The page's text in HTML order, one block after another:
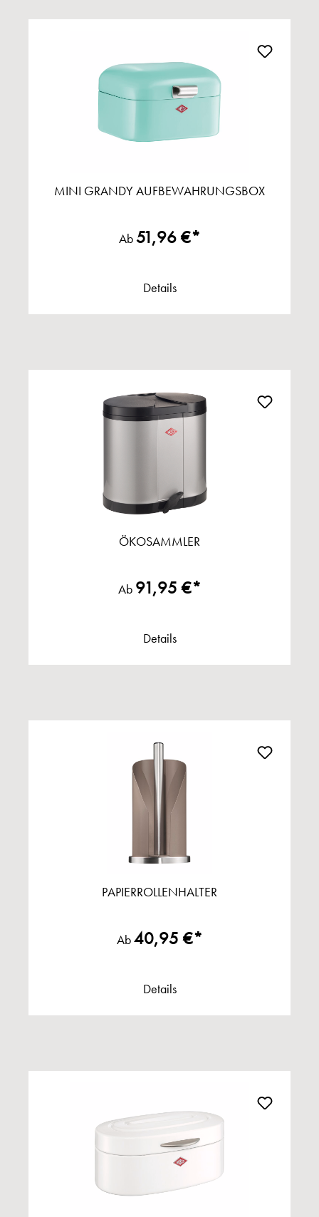
MINI GRANDY AUFBEWAHRUNGSBOX
Ab51,96 €*
Details
ÖKOSAMMLER
Ab 91,95 €*
Details
PAPIERROLLENHALTER
Ab40,95 €*
Details